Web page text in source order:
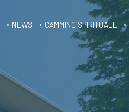
NEWS CAMMINO SPIRITUALE